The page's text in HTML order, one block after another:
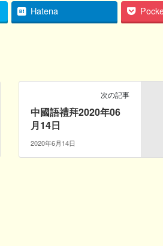
Hatena
次の記事
中國語禮拜2020年06
月14日
2020年6月14日